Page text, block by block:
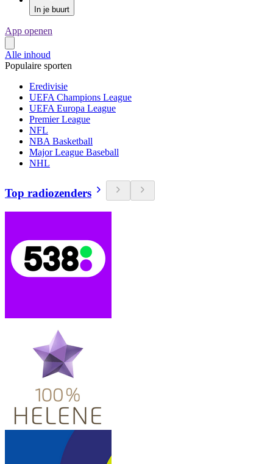
In je buurt
App openen
Alle inhoud
Populaire sporten
Eredivisie
UEFA Champions League
UEFA Europa League
Premier League
NFL
NBA Basketball
Major League Baseball
NHL
Top radiozenders